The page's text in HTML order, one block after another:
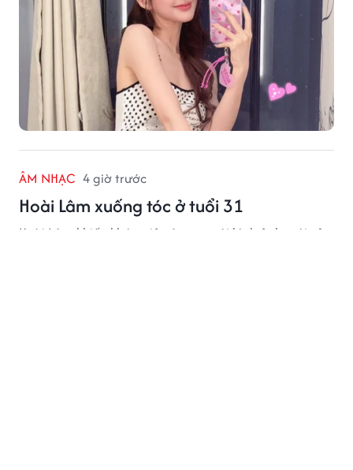
ÂM NHẠC 4 giờ trước
Hoài Lâm xuống tóc ở tuổi 31
Hoài Lâm khiến khán giả xôn xao với hình ảnh mới của